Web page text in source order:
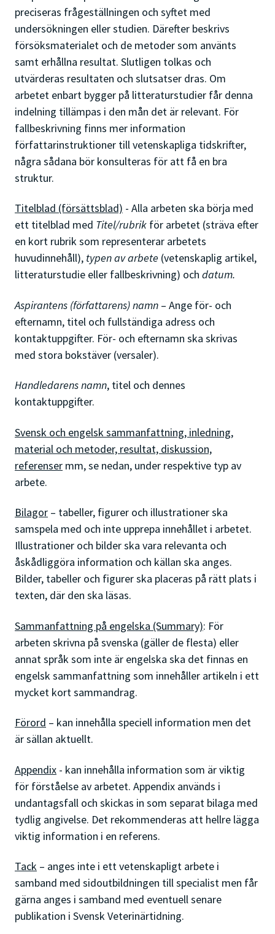
preciseras frågeställningen och syftet med
undersökningen eller studien. Därefter beskrivs
försöksmaterialet och de metoder som använts
samt erhållna resultat. Slutligen tolkas och
utvärderas resultaten och slutsatser dras. Om
arbetet enbart bygger på litteraturstudier får denna
indelning tillämpas i den mån det är relevant. För
fallbeskrivning finns mer information
författarinstruktioner till vetenskapliga tidskrifter,
några sådana bör konsulteras för att få en bra
struktur.
Titelblad (försättsblad) - Alla arbeten ska börja med
ett titelblad med Titel/rubrik för arbetet (sträva efter
en kort rubrik som representerar arbetets
huvudinnehåll), typen av arbete (vetenskaplig artikel,
litteraturstudie eller fallbeskrivning) och datum.
Aspirantens (författarens) namn – Ange för- och
efternamn, titel och fullständiga adress och
kontaktuppgifter. För- och efternamn ska skrivas
med stora bokstäver (versaler).
Handledarens namn, titel och dennes
kontaktuppgifter.
Svensk och engelsk sammanfattning, inledning,
material och metoder, resultat, diskussion,
referenser mm, se nedan, under respektive typ av
arbete.
Bilagor – tabeller, figurer och illustrationer ska
samspela med och inte upprepa innehållet i arbetet.
Illustrationer och bilder ska vara relevanta och
åskådliggöra information och källan ska anges.
Bilder, tabeller och figurer ska placeras på rätt plats i
texten, där den ska läsas.
Sammanfattning på engelska (Summary): För
arbeten skrivna på svenska (gäller de flesta) eller
annat språk som inte är engelska ska det finnas en
engelsk sammanfattning som innehåller artikeln i ett
mycket kort sammandrag.
Förord – kan innehålla speciell information men det
är sällan aktuellt.
Appendix - kan innehålla information som är viktig
för förståelse av arbetet. Appendix används i
undantagsfall och skickas in som separat bilaga med
tydlig angivelse. Det rekommenderas att hellre lägga
viktig information i en referens.
Tack – anges inte i ett vetenskapligt arbete i
samband med sidoutbildningen till specialist men får
gärna anges i samband med eventuell senare
publikation i Svensk Veterinärtidning.